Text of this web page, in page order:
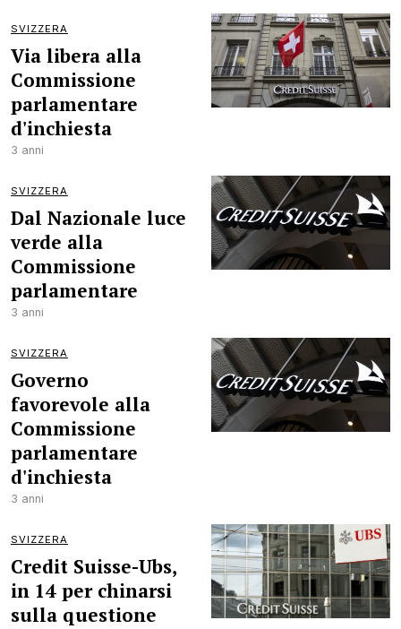
SVIZZERA
Via libera alla
Commissione
parlamentare
d'inchiesta
3 anni
SVIZZERA
Dal Nazionale luce
verde alla
Commissione
parlamentare
3 anni
SVIZZERA
Governo
favorevole alla
Commissione
parlamentare
d'inchiesta
3 anni
SVIZZERA
Credit Suisse-Ubs,
in 14 per chinarsi
sulla questione